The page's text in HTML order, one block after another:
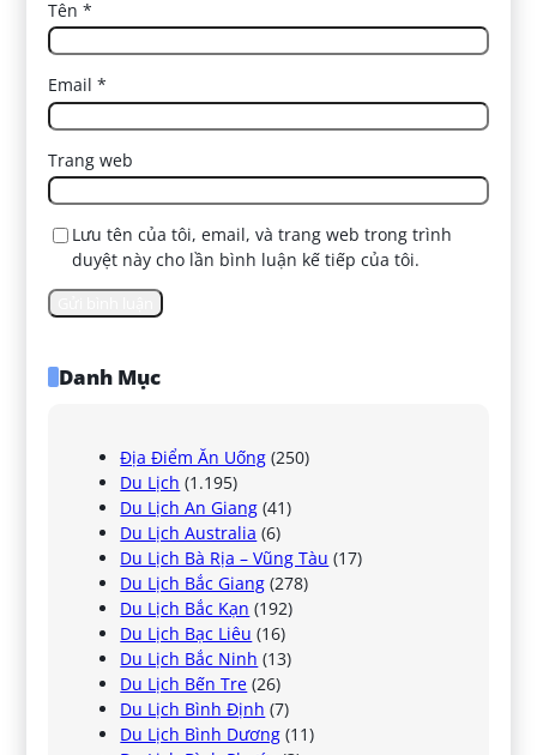
Tên*
Email*
Trang web
Lưu tên của tôi, email, và trang web trong trình
duyệt này cho lần bình luận kế tiếp của tôi.
Danh Mục
Địa Điểm Ăn Uống (250)
Du Lịch (1.195)
Du Lịch An Giang (41)
Du Lịch Australia (6)
Du Lịch Bà Rịa – Vũng Tàu (17)
Du Lịch Bắc Giang (278)
Du Lịch Bắc Kạn (192)
Du Lịch Bạc Liêu (16)
Du Lịch Bắc Ninh (13)
Du Lịch Bến Tre (26)
Du Lịch Bình Định (7)
Du Lịch Bình Dương (11)